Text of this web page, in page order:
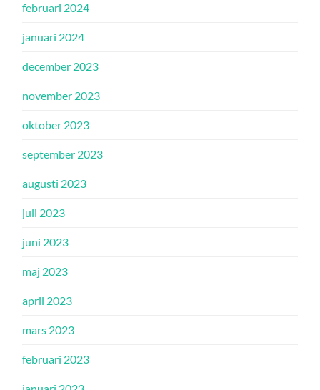
februari 2024
januari 2024
december 2023
november 2023
oktober 2023
september 2023
augusti 2023
juli 2023
juni 2023
maj 2023
april 2023
mars 2023
februari 2023